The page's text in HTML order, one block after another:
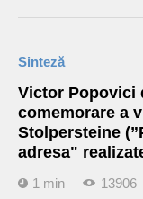
Sinteză
Victor Popovici
comemorare a
Stolpersteine
adresa"
1 min 13906